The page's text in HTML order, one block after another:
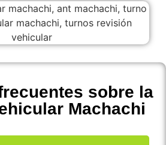
sobre la
Machachi